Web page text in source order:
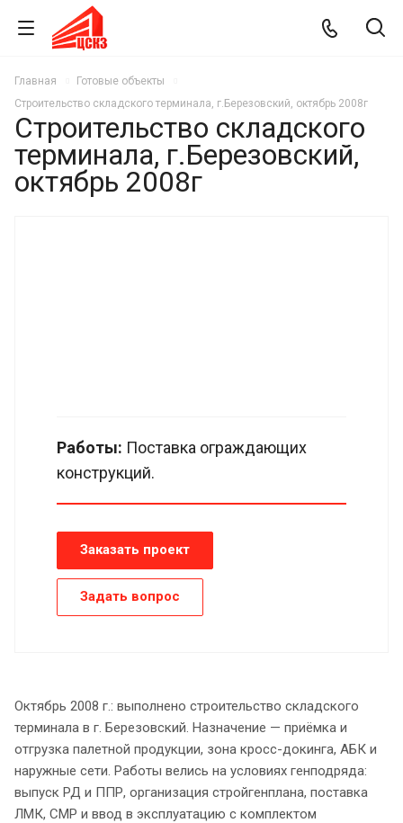
Главная
Готовые объекты
Строительство складского терминала, г.Березовский, октябрь 2008г
Строительство складского
терминала, г.Березовский,
октябрь 2008г
Работы: Поставка ограждающих
конструкций.
Заказать проект
Задать вопрос
Октябрь 2008 г.: выполнено строительство складского
терминала в г. Березовский. Назначение — приёмка и
отгрузка палетной продукции, зона кросс-докинга, АБК и
наружные сети. Работы велись на условиях генподряда:
выпуск РД и ППР, организация стройгенплана, поставка
ЛМК, СМР и ввод в эксплуатацию с комплектом